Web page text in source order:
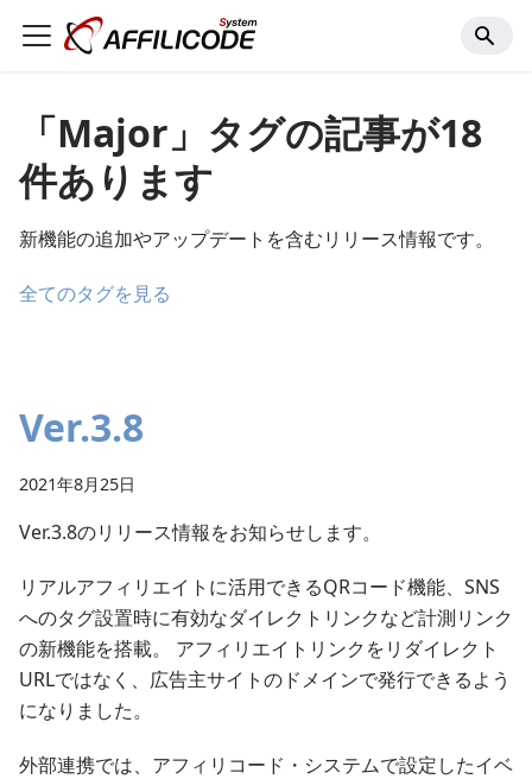
「Major」タグの記事が18
件あります
新機能の追加やアップデートを含むリリース情報です。
全てのタグを見る
Ver.3.8
2021年8月25日
Ver.3.8のリリース情報をお知らせします。
リアルアフィリエイトに活用できるQRコード機能、SNS
へのタグ設置時に有効なダイレクトリンクなど計測リンク
の新機能を搭載。 アフィリエイトリンクをリダイレクト
URLではなく、広告主サイトのドメインで発行できるよう
になりました。
外部連携では、アフィリコード・システムで設定したイベ